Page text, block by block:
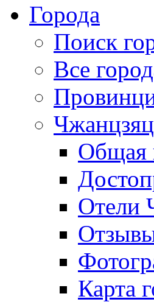
Города
Поиск
Все
Общая
Отели
Карта